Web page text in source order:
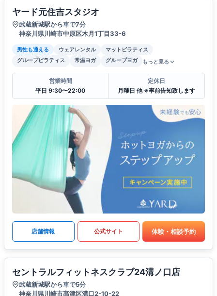
ヤード元住吉スタジオ
武蔵新城駅から車で7分
神奈川県川崎市中原区木月1丁目33-6
男性も通える ウェアレンタル
マットピラティス
グループピラティス
常温ヨガ グループヨガ もっと見る
営業時間
平日 9:30〜22:00
定休日
月曜日 他 ※事前告知致します
店舗情報 公式サイト 体験・相談予約
セントラルフィットネスクラブ24溝ノ口店
武蔵新城駅から車で5分
神奈川県川崎市高津区溝口2-10-22